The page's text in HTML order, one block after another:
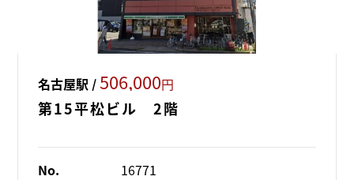
名古屋駅 /506,000円
第15平松ビル 2階
No.
16771